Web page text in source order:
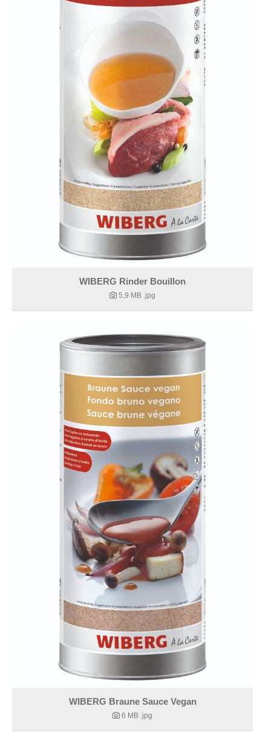
WIBERG Rinder Bouillon
5,9 MB .jpg
WIBERG Braune Sauce Vegan
6 MB .jpg